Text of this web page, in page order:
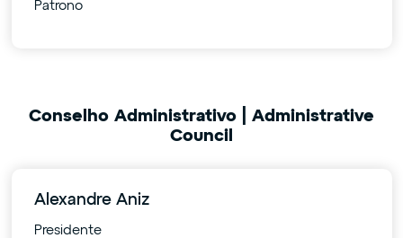
Patrono
Conselho Administrativo | Administrative
Council
Alexandre Aniz
Presidente